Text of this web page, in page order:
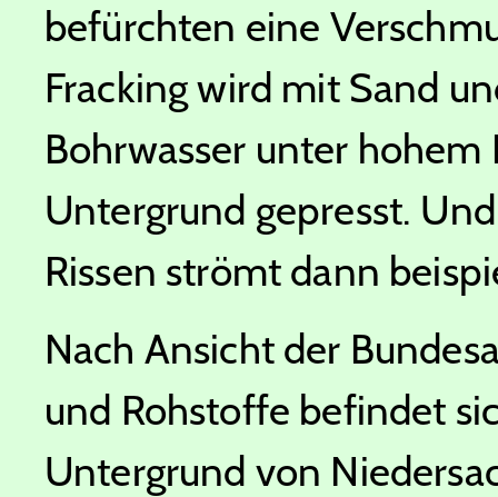
befürchten eine
Fracking wird mit Sand
Bohrwasser unter
Untergrund gepresst.
Rissen strömt dann
Nach Ansicht der
und Rohstoffe befindet
Untergrund von